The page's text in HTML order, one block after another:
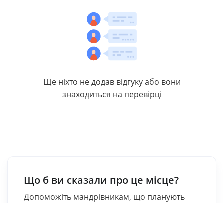
Ще ніхто не додав відгуку або вони
знаходиться на перевірці
Що б ви сказали про це місце?
Допоможіть мандрівникам, що планують